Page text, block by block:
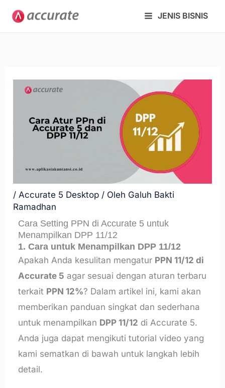
Lewati
JENIS BISNIS
/Accurate 5 Desktop / Oleh Galuh Bakti
Ramadhan
Cara Setting PPN di Accurate 5 untuk
Menampilkan DPP 11/12
1. Cara untuk Menampilkan DPP 11/12
Apakah Anda kesulitan mengatur PPN 11/12 di
Accurate 5 agar sesuai dengan aturan terbaru
terkait PPN 12%? Dalam artikel ini, kami akan
memberikan panduan singkat dan sederhana
untuk menampilkan DPP 11/12 di Accurate 5.
Anda juga dapat mengikuti tutorial video yang
kami sematkan di bawah untuk langkah lebih
detail.